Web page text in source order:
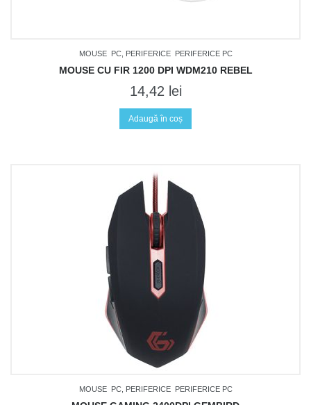
MOUSE PC, PERIFERICE PERIFERICE PC
MOUSE CU FIR 1200 DPI WDM210 REBEL
14,42 lei
Adaugă în coș
MOUSE PC, PERIFERICE PERIFERICE PC